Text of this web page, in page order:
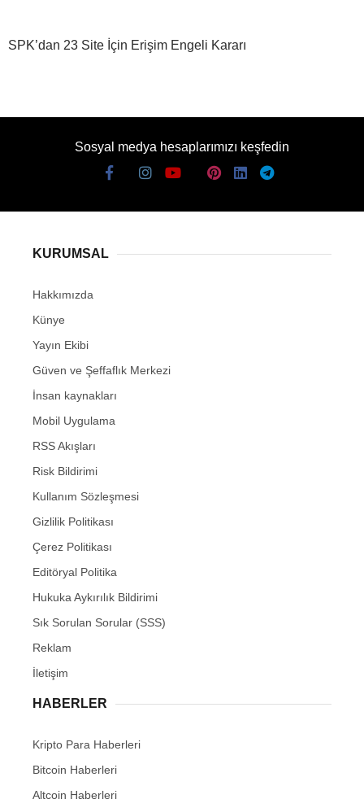
SPK’dan 23 Site İçin Erişim Engeli Kararı
Sosyal medya hesaplarımızı keşfedin
KURUMSAL
Hakkımızda
Künye
Yayın Ekibi
Güven ve Şeffaflık Merkezi
İnsan kaynakları
Mobil Uygulama
RSS Akışları
Risk Bildirimi
Kullanım Sözleşmesi
Gizlilik Politikası
Çerez Politikası
Editöryal Politika
Hukuka Aykırılık Bildirimi
Sık Sorulan Sorular (SSS)
Reklam
İletişim
HABERLER
Kripto Para Haberleri
Bitcoin Haberleri
Altcoin Haberleri